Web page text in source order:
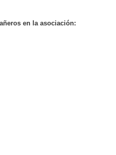
en la asociación: